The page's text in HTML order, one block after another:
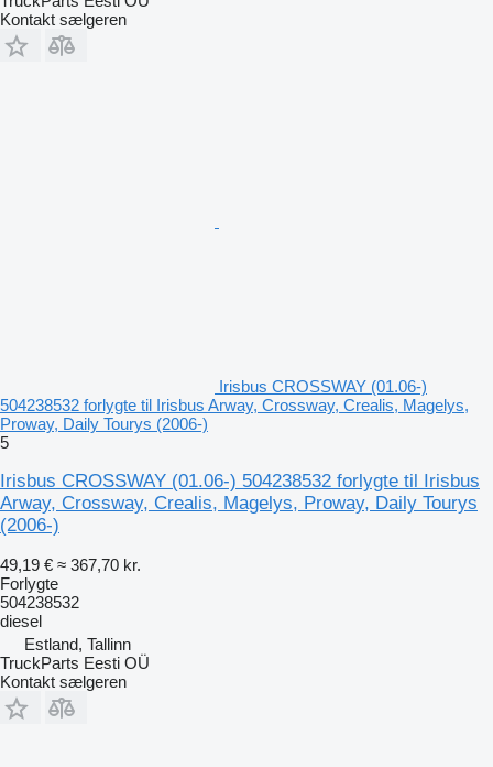
Kontakt sælgeren
Irisbus CROSSWAY (01.06-)
504238532 forlygte til Irisbus Arway, Crossway, Crealis, Magelys,
Proway, Daily Tourys (2006-)
5
Irisbus CROSSWAY (01.06-) 504238532 forlygte til Irisbus
Arway, Crossway, Crealis, Magelys, Proway, Daily Tourys
(2006-)
49,19 € ≈ 367,70 kr.
Forlygte
504238532
diesel
Estland, Tallinn
TruckParts Eesti OÜ
Kontakt sælgeren